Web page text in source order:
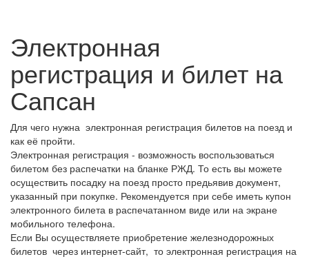
Электронная
регистрация и билет на
Сапсан
Для чего нужна электронная регистрация билетов на поезд и
как её пройти.
Электронная регистрация - возможность воспользоваться
билетом без распечатки на бланке РЖД. То есть вы можете
осуществить посадку на поезд просто предьявив документ,
указанный при покупке. Рекомендуется при себе иметь купон
электронного билета в распечатанном виде или на экране
мобильного телефона.
Если Вы осуществляете приобретение железнодорожных
билетов через интернет-сайт, то электронная регистрация на